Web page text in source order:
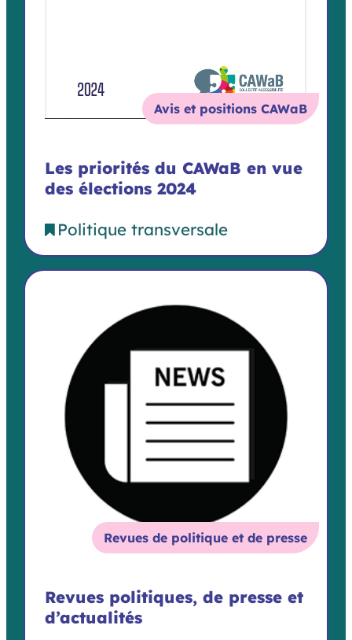
Avis et positions CAWaB
Les priorités du CAWaB en vue
des élections 2024
Politique transversale
Revues de politique et de presse
Revues politiques, de presse et
d’actualités